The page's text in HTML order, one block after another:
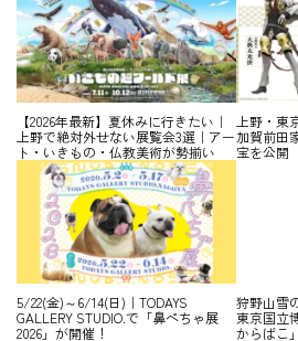
【2026年最新】夏休みに行きたい｜
上野で絶対外せない展覧会3選｜アー
ト・いきもの・仏教美術が勢揃い
上野・東
加賀前田
宝を公開
5/22(金)～6/14(日)｜TODAYS
GALLERY STUDIO.で「鼻ぺちゃ展
2026」が開催！
狩野山雪
東京国立
からばこ